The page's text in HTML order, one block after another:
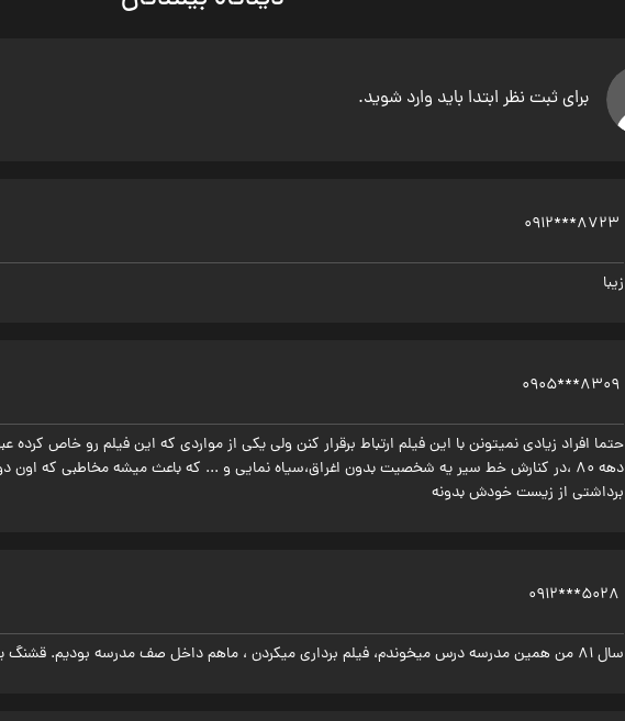
برای ثبت نظر ابتدا باید وارد شوید.
0912***8723
زیبا
0905***8309
حتما افراد زیادی نمیتونن با این فیلم ارتباط برقرار کنن ولی یکی از مواردی که این فیلم رو خاص کرده
دهه ۸۰ ،در کنارش خط سیر یه شخصیت بدون اغراق،سیاه نمایی و ... که باعث میشه مخاطبی که اون
برداشتی از زیست خودش بدونه
0912***5028
سال ۸۱ من همین مدرسه درس میخوندم، فیلم برداری میکردن ، ماهم داخل صف مدرسه بودیم. قشنگ یادم اومد